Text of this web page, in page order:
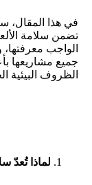
في هذا المقال،
تضمن سلامة
الواجب
جميع مشاريعها
الظروف البيئية
لماذا تُعدّ